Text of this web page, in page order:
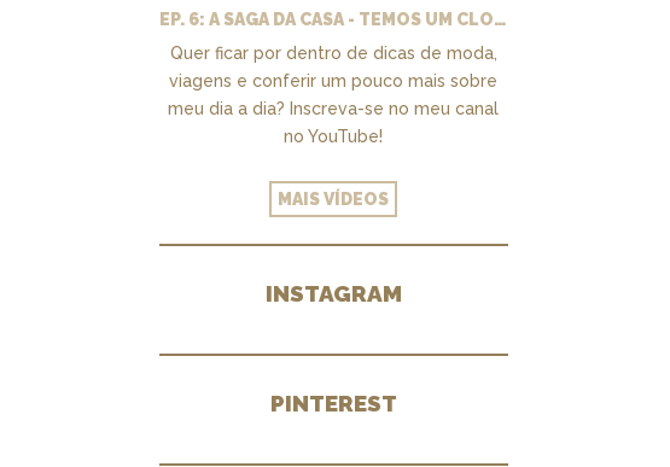
EP. 6: A SAGA DA CASA - TEMOS UM CLOSET PRA CHAMAR DE NOSSO + MARCENARIA E PAISAGISMO
Quer ficar por dentro de dicas de moda,
viagens e conferir um pouco mais sobre
meu dia a dia? Inscreva-se no meu canal
no YouTube!
MAIS VÍDEOS
INSTAGRAM
PINTEREST